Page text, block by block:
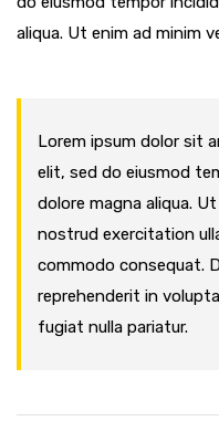
aliqua. Ut enim ad minim
Lorem ipsum dolor sit
elit, sed do eiusmod
dolore magna aliqua.
nostrud exercitation
commodo consequat.
reprehenderit in
fugiat nulla pariatur.